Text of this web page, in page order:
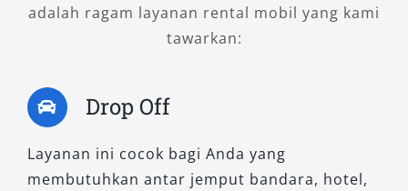
adalah ragam layanan rental mobil yang kami
tawarkan:
Drop Off
Layanan ini cocok bagi Anda yang
membutuhkan antar jemput bandara, hotel,